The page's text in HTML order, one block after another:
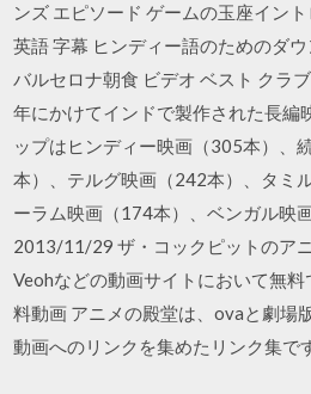
ンズ エピソード ゲームの玉座イン
英語 字幕 ヒンディー語のためのダ
バルセロナ朝食 ビデオ ベスト クラ
年にかけてインドで製作された長
ップはヒンディー映画（305本）、
本）、テルグ映画（242本）、タミ
ーラム映画（174本）、ベンガル映
2013/11/29 ザ・コックピットのア
Veohなどの動画サイトにおいて無
料動画 アニメの殿堂は、ovaと劇場
動画へのリンクを集めたリンク集で